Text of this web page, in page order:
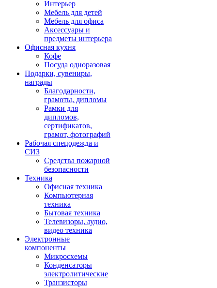
Интерьер
Мебель для детей
Мебель для офиса
Аксессуары и
предметы интерьера
Офисная кухня
Кофе
Посуда одноразовая
Подарки, сувениры,
награды
Благодарности,
грамоты, дипломы
Рамки для
дипломов,
сертификатов,
грамот, фотографий
Рабочая спецодежда и
СИЗ
Средства пожарной
безопасности
Техника
Офисная техника
Компьютерная
техника
Бытовая техника
Телевизоры, аудио,
видео техника
Электронные
компоненты
Микросхемы
Конденсаторы
электролитические
Транзисторы